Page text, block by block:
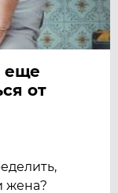
еще
от
жена?